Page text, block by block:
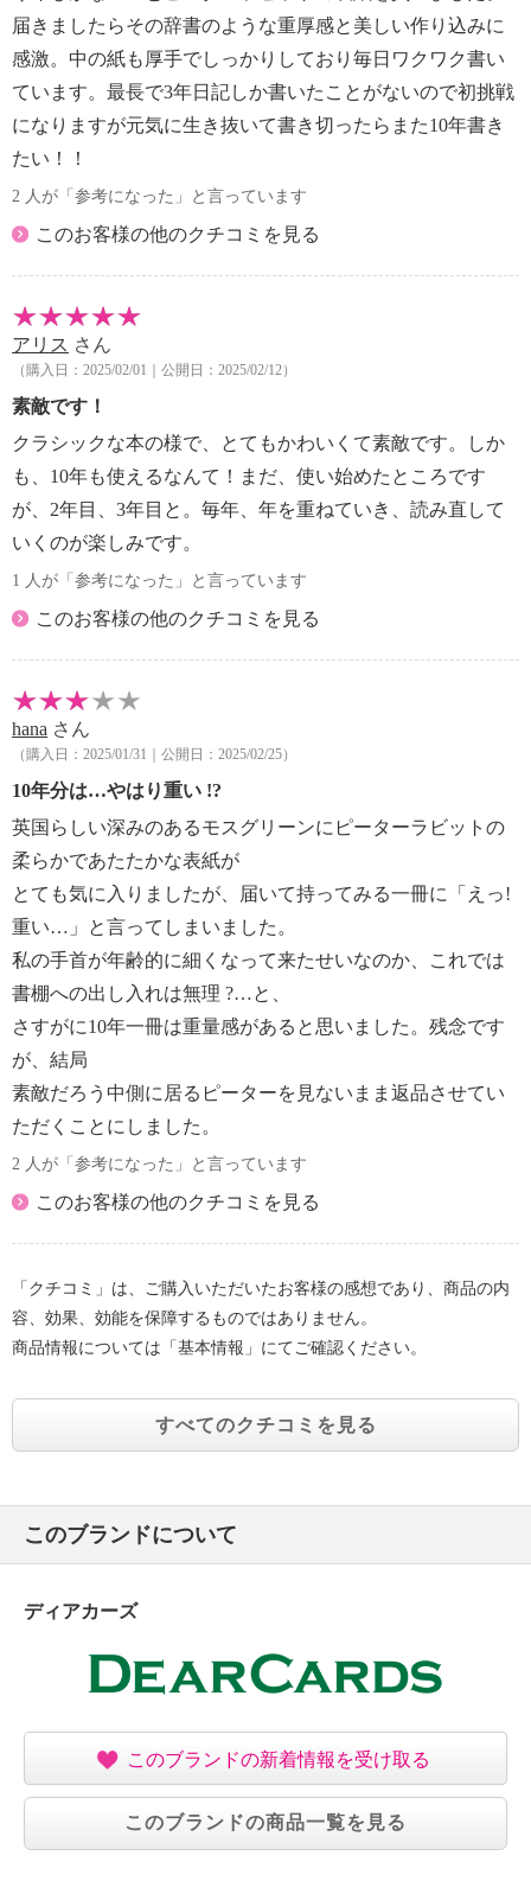
届きましたらその辞書のような重厚感と美しい作り込みに
感激。中の紙も厚手でしっかりしており毎日ワクワク書い
ています。最長で3年日記しか書いたことがないので初挑戦
になりますが元気に生き抜いて書き切ったらまた10年書き
たい！！
2 人が「参考になった」と言っています
このお客様の他のクチコミを見る
アリス さん
（購入日：2025/02/01｜公開日：2025/02/12）
素敵です！
クラシックな本の様で、とてもかわいくて素敵です。しか
も、10年も使えるなんて！まだ、使い始めたところです
が、2年目、3年目と。毎年、年を重ねていき、読み直して
いくのが楽しみです。
1 人が「参考になった」と言っています
このお客様の他のクチコミを見る
hana さん
（購入日：2025/01/31｜公開日：2025/02/25）
10年分は…やはり重い !?
英国らしい深みのあるモスグリーンにピーターラビットの
柔らかであたたかな表紙が
とても気に入りましたが、届いて持ってみる一冊に「えっ!
重い…」と言ってしまいました。
私の手首が年齢的に細くなって来たせいなのか、これでは
書棚への出し入れは無理 ?…と、
さすがに10年一冊は重量感があると思いました。残念です
が、結局
素敵だろう中側に居るピーターを見ないまま返品させてい
ただくことにしました。
2 人が「参考になった」と言っています
このお客様の他のクチコミを見る
「クチコミ」は、ご購入いただいたお客様の感想であり、商品の内
容、効果、効能を保障するものではありません。
商品情報については「基本情報」にてご確認ください。
すべてのクチコミを見る
このブランドについて
ディアカーズ
このブランドの新着情報を受け取る
このブランドの商品一覧を見る